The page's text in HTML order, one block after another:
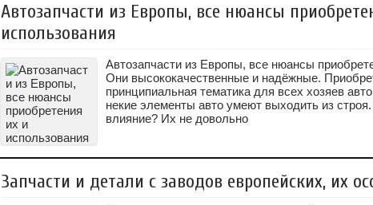
Автозапчасти из Европы, все нюансы
использования
Автозапчасти из Европы, все нюансы
Они высококачественные и надёжные.
принципиальная тематика для всех хозяев
некие элементы авто умеют выходить из
влияние? Их не довольно
Запчасти и детали с заводов европейских, их